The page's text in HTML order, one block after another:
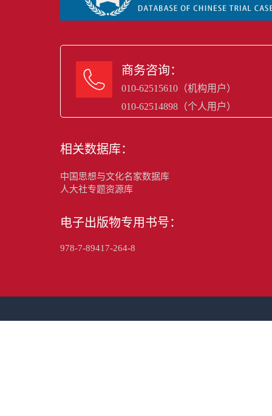
 商务咨询：
010-62515610（机构用户）
010-62514898（个人用户）
相关数据库：
中国思想与文化名家数据库
人大社专题资源库
电子出版物专用书号：
978-7-89417-264-8